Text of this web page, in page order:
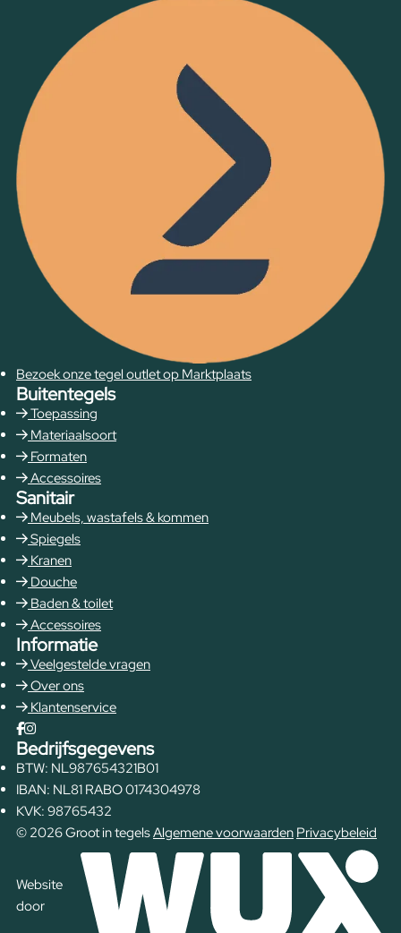
Bezoek onze tegel outlet op Marktplaats
Buitentegels
Toepassing
Materiaalsoort
Formaten
Accessoires
Sanitair
Meubels, wastafels & kommen
Spiegels
Kranen
Douche
Baden & toilet
Accessoires
Informatie
Veelgestelde vragen
Over ons
Klantenservice
Bedrijfsgegevens
BTW: NL987654321B01
IBAN: NL81 RABO 0174304978
KVK: 98765432
© 2026 Groot in tegelsAlgemene voorwaarden Privacybeleid
Website
door